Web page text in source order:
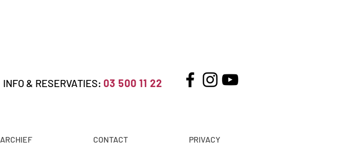
INFO & RESERVATIES: 03 500 11 22
ARCHIEF CONTACT PRIVACY